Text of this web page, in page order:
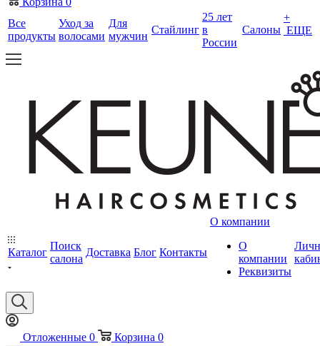
Все
продукты
Уход за
волосами
Для
мужчин
Стайлинг
25 лет
в
России
Салоны
+
ЕЩЕ
Каталог
Поиск
салона
Доставка Блог Контакты
О компании
О
компании
Реквизиты
Отложенные 0 Корзина 0